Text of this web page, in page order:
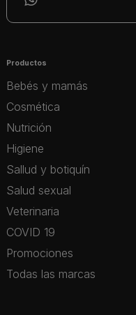
Productos
Bebés y mamás
Cosmética
Nutrición
Higiene
Sallud y botiquín
Salud sexual
Veterinaria
COVID 19
Promociones
Todas las marcas